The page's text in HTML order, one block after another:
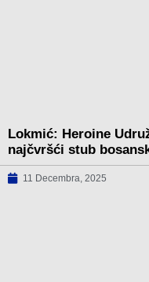
Lokmić: Heroine
najčvršći stub
11 Decembra, 2025